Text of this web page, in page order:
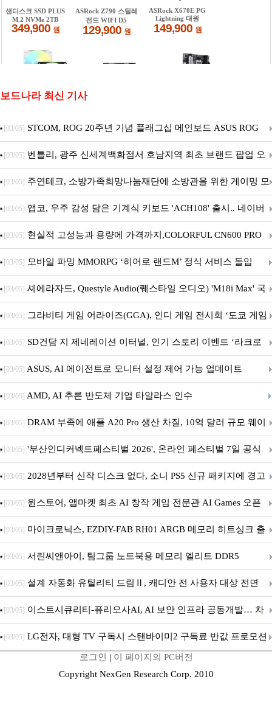
보드나라 최신 기사
[03/05] STCOM, ROG 20주년 기념 플래그십 메인보드 ASUS ROG
Crosshair X870E EDITION 20 국내 출시 예정
[03/05] 벤틀리, 광주 신세계백화점서 호남지역 최초 브랜드 팝업 오
픈
[03/05] 주연테크, 소방가족희망나눔재단에 소방관을 위한 게이밍 모
니터·스마트 펫 침대 기부
[03/05] 앱코, 우주 감성 담은 기계식 키보드 'ACH108' 출시.. 네이버
브랜드데이 기획전 진행
[03/05] 현실적 고성능과 용량에 가격까지,COLORFUL CN600 PRO
M.2 NVMe 디앤디컴 1TB
[03/05] 모바일 파밍 MMORPG ‘히어로 랜드M’ 정식 서비스 돌입
[03/05] 셰에라자드, Questyle Audio(퀘스타일 오디오) 'M18i Max' 국
내 정식 출시
[03/05] 그라비티 게임 어라이즈(GGA), 인디 게임 전시회 ‘도쿄 게임
던전 13’ 참가!
[03/05] SD건담 지 제네레이션 이터널, 인기 스토리 이벤트 ‘라크로
아의 용사’ 재개최 및 풍성한 기념 이벤트 실시!
[03/05] ASUS, AI 에이전트로 모니터 설정 제어 가능 업데이트
[03/05] AMD, AI 추론 반도체 기업 타알라스 인수
[03/05] DRAM 부족에 애플 A20 Pro 생산 차질, 10억 달러 규모 웨이
퍼 대기
[03/05] '부산인디커넥트페스티벌 2026', 온라인 페스티벌 7일 공식
개막... 22일간 진행
[03/05] 2028년부터 신작 디스크 없다, 소니 PS5 신규 패키지에 경고
문 추가
[03/05] 원스토어, 앱마켓 최초 AI 창작 게임 전문관 AI Games 오픈
[03/05] 마이크로닉스, EZDIY-FAB RH01 ARGB 메모리 히트싱크 출
시
[03/05] 서린씨앤아이, 팀그룹 노트북용 메모리 엘리트 DDR5
5600MHz 16GB 출시
[03/05] 설계 자동화 유틸리티 드림Ⅱ, 캐디안 전 사용자 대상 전면
무상 배포
[03/05] 이스트시큐리티-퓨리오사AI, AI 보안 인프라 공동개발… 차
세대 AI 보안 플랫폼 구축
[03/05] LG전자, 대형 TV 구독시 스탠바이미2 구독료 반값 프로모션
로그인 | 이 페이지의 PC버전
Copyright NexGen Research Corp. 2010